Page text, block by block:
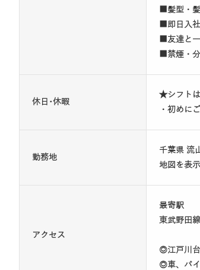
■髪型・
■即日入
■友達と
■禁煙・
休日･休暇
★シフト
・初めに
勤務地
千葉県
地図を表示
アクセス
最寄駅
東武野田
◎江戸川台
◎車、バイ